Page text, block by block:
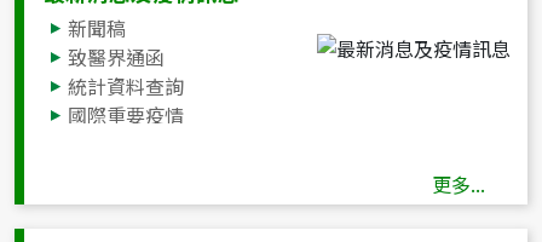
新聞稿
致醫界通函
統計資料查詢
國際重要疫情
更多...